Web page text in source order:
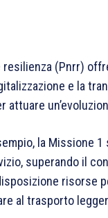
(Pnrr)
e la
la Missione
superando il
risorse
al trasporto